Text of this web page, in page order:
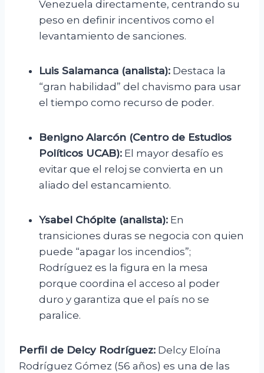
Venezuela directamente, centrando su
peso en definir incentivos como el
levantamiento de sanciones.
Luis Salamanca (analista): Destaca la
“gran habilidad” del chavismo para usar
el tiempo como recurso de poder.
Benigno Alarcón (Centro de Estudios
Políticos UCAB): El mayor desafío es
evitar que el reloj se convierta en un
aliado del estancamiento.
Ysabel Chópite (analista): En
transiciones duras se negocia con quien
puede “apagar los incendios”;
Rodríguez es la figura en la mesa
porque coordina el acceso al poder
duro y garantiza que el país no se
paralice.
Perfil de Delcy Rodríguez: Delcy Eloína
Rodríguez Gómez (56 años) es una de las